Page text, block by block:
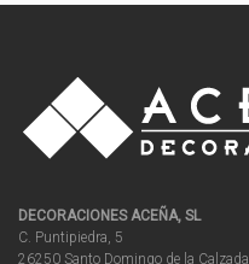
DECORACIONES ACEÑA, SL
C. Puntipiedra, 5
26250 Santo Domingo de la Calzada